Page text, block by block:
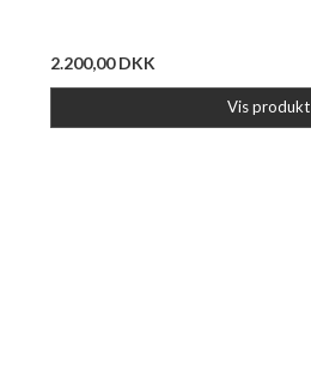
2.200,00 DKK
Vis produkt